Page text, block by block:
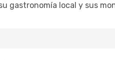
gastronomía local y sus